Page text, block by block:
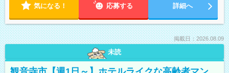
気になる！ 応募する 詳細へ
掲載日：2026.08.09
未読